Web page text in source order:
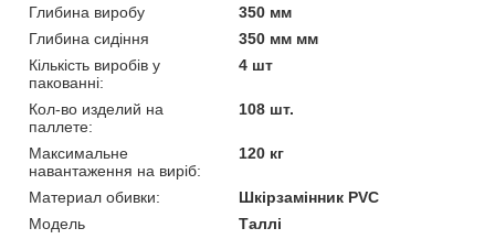
Глибина виробу
350 мм
Глибина сидіння
350 мм мм
Кількість виробів у
пакованні:
4 шт
Кол-во изделий на
паллете:
108 шт.
Максимальне
навантаження на виріб:
120 кг
Материал обивки:
Шкірзамінник PVC
Мoдель
Таллі